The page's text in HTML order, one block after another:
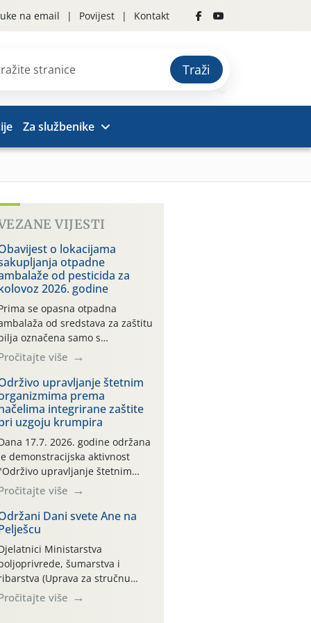
na email Povijest Kontakt
Traži
Za službenike
VIJESTI
o lokacijama
otpadne
od pesticida za
2026. godine
se opasna otpadna
od sredstava za zaštitu
označena samo s
i oznakom
CROCPA EKO MODEL:
ambalaža kao i
drugih proizvoda koji
sredstva za zaštitu bilja
(npr. ambalaža od mineralnih
se ne prihvaća.
je osiguran
povrat prazne
isključivo ovih tvrtki:
MAKS, AGRONOM,
TKI* (PINUS […]
više
upravljanje štetnim
prema
integrirane zaštite
uzgoju krumpira
17.7. 2026. godine održana
demonstracijska aktivnost
upravljanje štetnim
prema načelima
integrirane zaštite pri uzgoju
na pokusnom polju
kraj naselja Belica
parcela ID 2445031)
dio Međimurske
više
Dani svete Ane na
Ministarstva
šumarstva i
(Uprava za stručnu
razvoju poljoprivrede)
sudjelovali su na tradicionalnom
više